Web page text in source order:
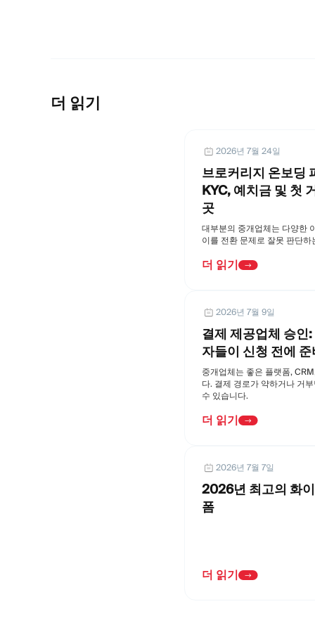
더 읽기
2026년 7월 24일
브로커리지 온보딩
KYC, 예치금 및 첫
곳
대부분의 중개업체는 다양한
이를 전환 문제로 잘못 판단하
더 읽기
2026년 7월 9일
결제 제공업체 승인
자들이 신청 전에
중개업체는 좋은 플랫폼,
다. 결제 경로가 약하거나 거
수 있습니다.
더 읽기
2026년 7월 7일
2026년 최고의 화
폼
더 읽기